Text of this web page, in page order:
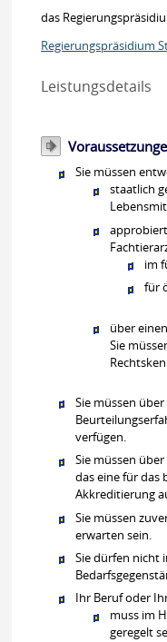
das
Regierungspräsidium
Leistungsdetails
Sie müssen
staatlich
im
für
über
Sie
Sie müssen
verfügen.
Sie müssen
das eine für das
Akkreditierung
Sie müssen
erwarten sein.
Sie dürfen nicht
Ihr Beruf oder
muss im
geregelt